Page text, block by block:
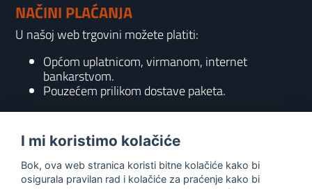
NAČINI PLAĆANJA
U našoj web trgovini možete platiti:
Općom uplatnicom, virmanom, internet
bankarstvom.
Pouzećem prilikom dostave paketa.
KONTAKT
info@gaming-shop-vranovic.hr
I mi koristimo kolačiće
Bok, ova web stranica koristi bitne kolačiće kako bi
osigurala pravilan rad i kolačiće za praćenje kako bi